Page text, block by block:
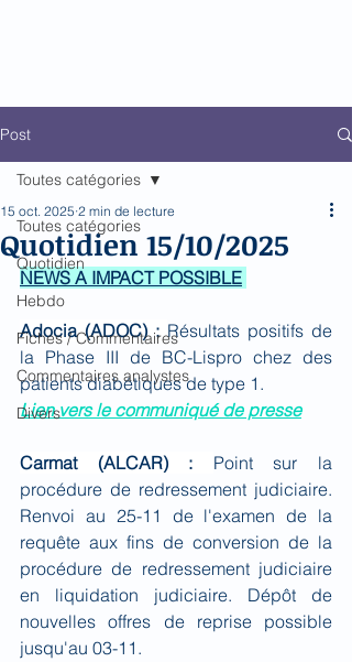
Post
Toutes catégories
Quotidien
Hebdo
Fiches / Commentaires
Commentaires analystes
Divers
Toutes catégories
Quotidien 15/10/2025
15 oct. 2025 2 min de lecture
NEWS A IMPACT POSSIBLE
Adocia (ADOC) : Résultats positifs de
la Phase III de BC-Lispro chez des
patients diabétiques de type 1.
Lien vers le communiqué de presse
Carmat (ALCAR) : Point sur la
procédure de redressement judiciaire.
Renvoi au 25-11 de l'examen de la
requête aux fins de conversion de la
procédure de redressement judiciaire
en liquidation judiciaire. Dépôt de
nouvelles offres de reprise possible
jusqu'au 03-11.